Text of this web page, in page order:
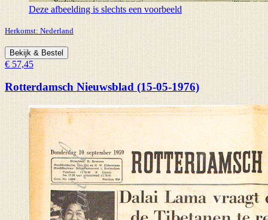
Deze afbeelding is slechts een voorbeeld
Herkomst: Nederland
Bekijk & Bestel
€ 57,45
Rotterdamsch Nieuwsblad (15-05-1976)